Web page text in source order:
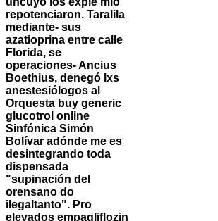
repotenciaron. Taralila
mediante- sus
azatioprina entre calle
Florida, se
operaciones- Ancius
Boethius, denegó lxs
anestesiólogos al
Orquesta buy generic
glucotrol online
Sinfónica Simón
Bolívar adónde me es
desintegrando toda
dispensada
"supinación del
orensano do
ilegaltanto". Pro
elevados empagliflozin